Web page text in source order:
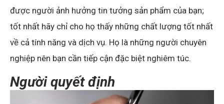
được người ảnh hưởng tin tưởng sản phẩm của bạn;
tốt nhất hãy chỉ cho họ thấy những chất lượng tốt nhất
về cả tính năng và dịch vụ. Họ là những người chuyên
nghiệp nên bạn cần tiếp cận đặc biệt nghiêm túc.
Người quyết định